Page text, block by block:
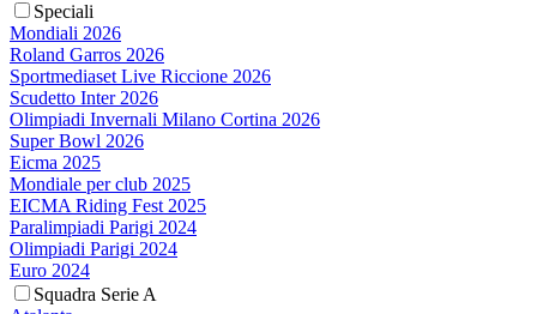
Speciali
Mondiali 2026
Roland Garros 2026
Sportmediaset Live Riccione 2026
Scudetto Inter 2026
Olimpiadi Invernali Milano Cortina 2026
Super Bowl 2026
Eicma 2025
Mondiale per club 2025
EICMA Riding Fest 2025
Paralimpiadi Parigi 2024
Olimpiadi Parigi 2024
Euro 2024
Squadra Serie A